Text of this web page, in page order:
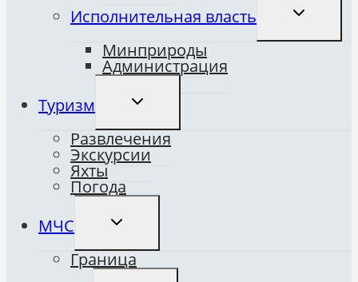
Исполнительная власть
Минприроды
Администрация
Туризм
ПЕРЕКЛЮЧИТЬ
ДОЧЕРНЕЕ
Развлечения
Экскурсии
Яхты
Погода
МЧС
ПЕРЕКЛЮЧИТЬ
ДОЧЕРНЕЕ
Граница